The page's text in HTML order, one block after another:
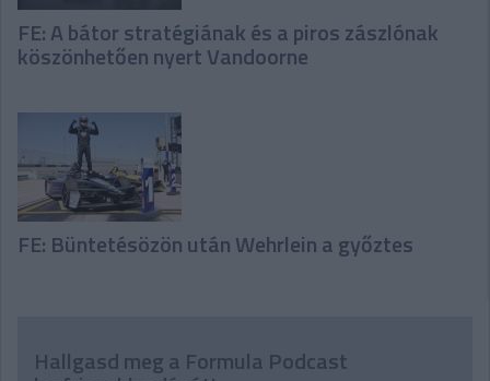
FE: A bátor stratégiának és a piros zászlónak
köszönhetően nyert Vandoorne
FE: Büntetésözön után Wehrlein a győztes
Hallgasd meg a Formula Podcast